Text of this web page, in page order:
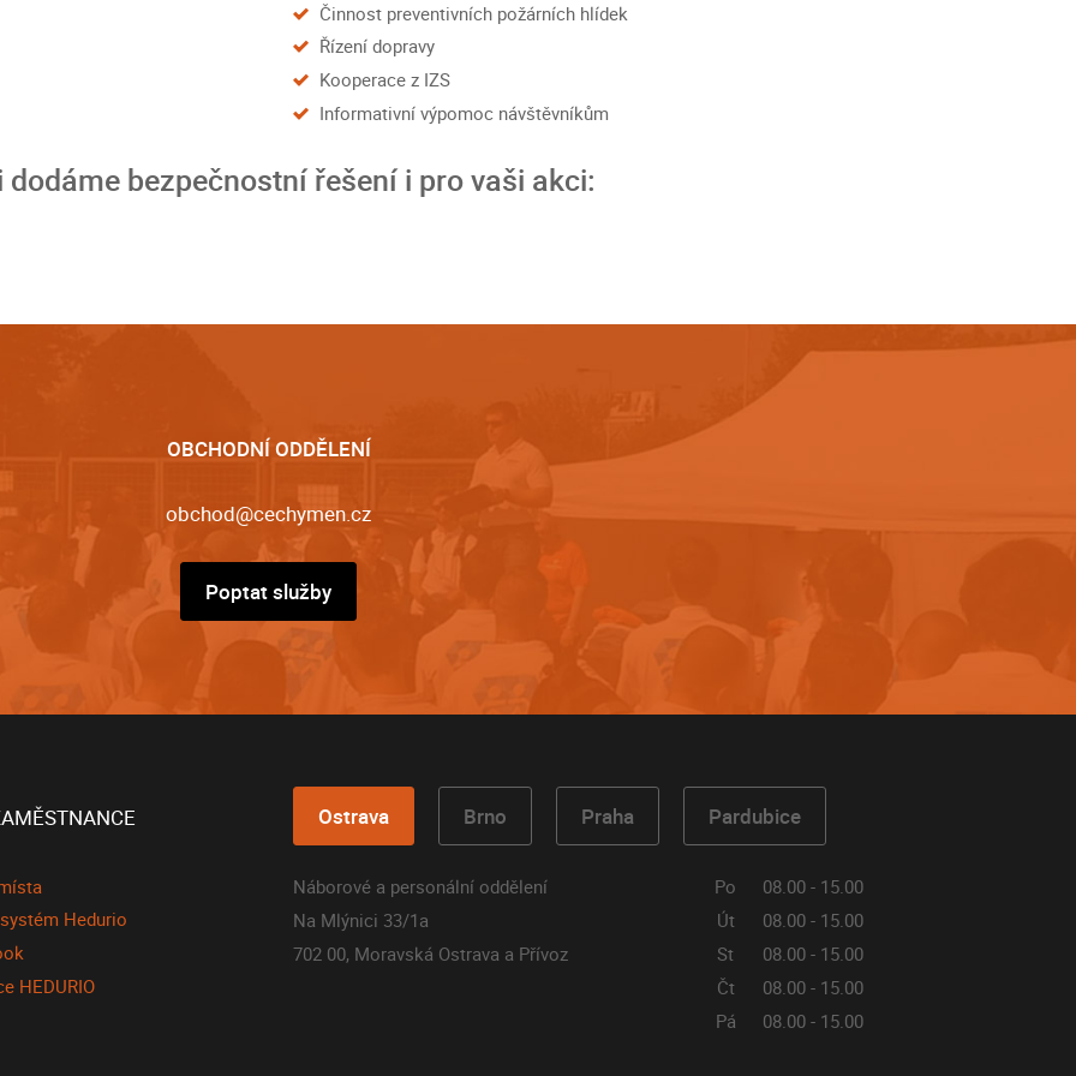
Činnost preventivních požárních hlídek
Řízení dopravy
Kooperace z IZS
Informativní výpomoc návštěvníkům
dodáme bezpečnostní řešení i pro vaši akci:
OBCHODNÍ ODDĚLENÍ
obchod@cechymen.cz
Poptat služby
Hedurio
HEDURIO
Ostrava Brno Praha Pardubice
Náborové a personální oddělení
Na Mlýnici 33/1a
702 00, Moravská Ostrava a Přívoz
Po
08.00 - 15.00
Út
08.00 - 15.00
St
08.00 - 15.00
Čt
08.00 - 15.00
Pá
08.00 - 15.00